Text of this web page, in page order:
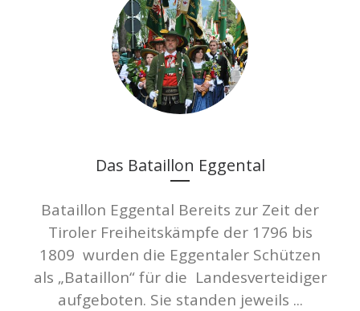
Das Bataillon Eggental
Bataillon Eggental Bereits zur Zeit der
Tiroler Freiheitskämpfe der 1796 bis
1809 wurden die Eggentaler Schützen
als „Bataillon“ für die Landesverteidiger
aufgeboten. Sie standen jeweils ...